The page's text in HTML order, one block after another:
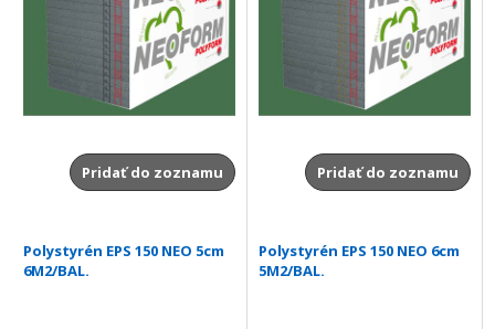
Pridať do zoznamu Pridať do zoznamu
Polystyrén EPS 150 NEO 5cm
6M2/BAL.
Polystyrén EPS 150 NEO 6cm
5M2/BAL.